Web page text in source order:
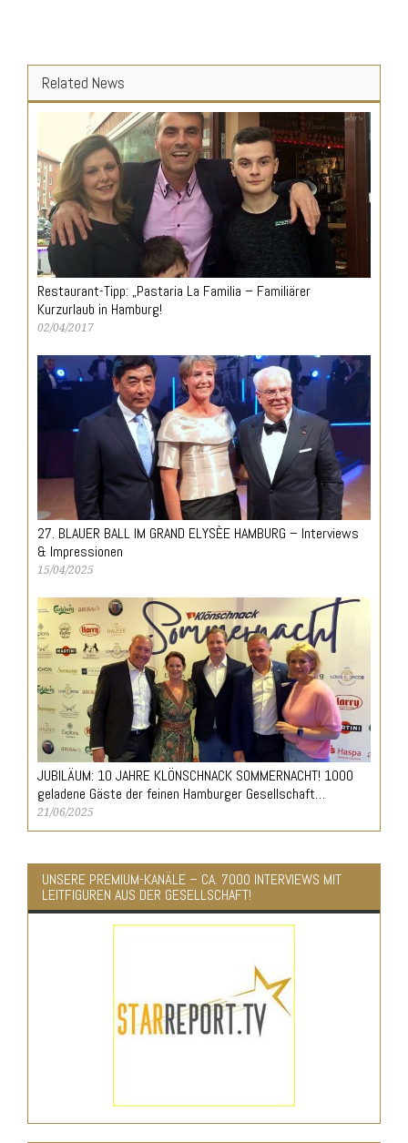
Related News
Restaurant-Tipp: „Pastaria La Familia – Familiärer
Kurzurlaub in Hamburg!
02/04/2017
27. BLAUER BALL IM GRAND ELYSÈE HAMBURG – Interviews
& Impressionen
15/04/2025
JUBILÄUM: 10 JAHRE KLÖNSCHNACK SOMMERNACHT! 1000
geladene Gäste der feinen Hamburger Gesellschaft…
21/06/2025
UNSERE PREMIUM-KANÄLE – CA. 7000 INTERVIEWS MIT
LEITFIGUREN AUS DER GESELLSCHAFT!